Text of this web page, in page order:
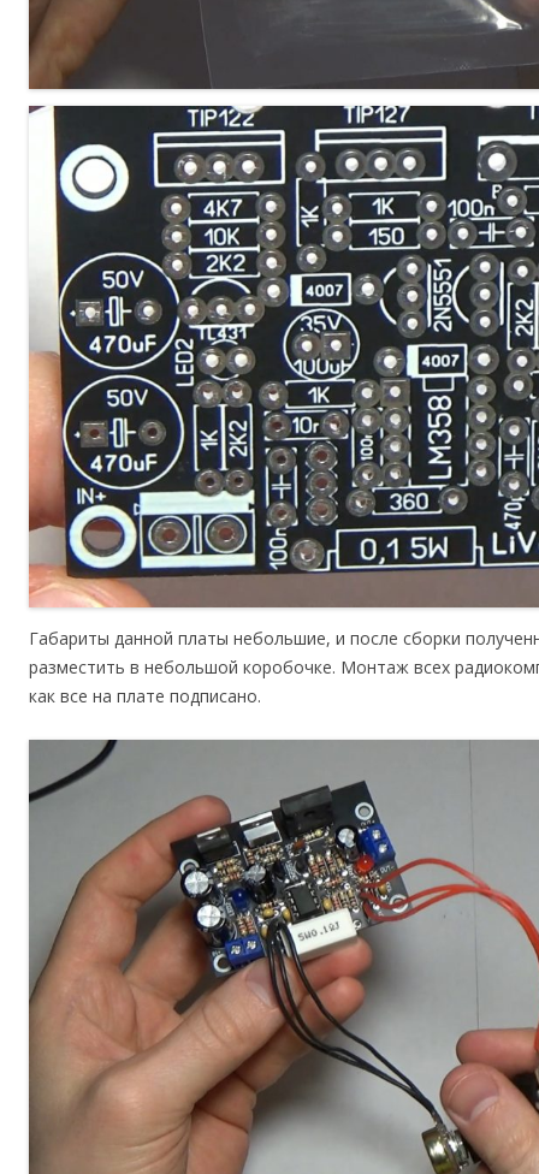
Габариты данной платы небольшие, и после сборки
разместить в небольшой коробочке. Монтаж всех
как все на плате подписано.